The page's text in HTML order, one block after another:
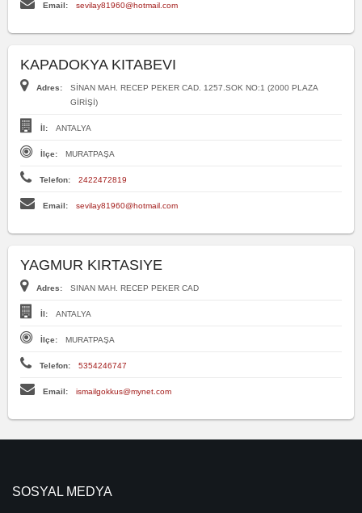
Email: sevilay81960@hotmail.com
KAPADOKYA KITABEVI
Adres:
SİNAN MAH. RECEP PEKER CAD. 1257.SOK NO:1 (2000 PLAZA
GİRİŞİ)
İl: ANTALYA
İlçe: MURATPAŞA
Telefon: 2422472819
Email: sevilay81960@hotmail.com
YAGMUR KIRTASIYE
Adres: SINAN MAH. RECEP PEKER CAD
İl: ANTALYA
İlçe: MURATPAŞA
Telefon: 5354246747
Email: ismailgokkus@mynet.com
SOSYAL MEDYA